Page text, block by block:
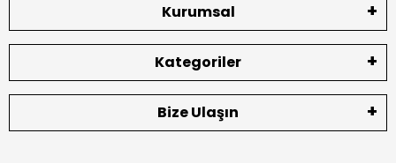
Kurumsal
Kategoriler
Bize Ulaşın